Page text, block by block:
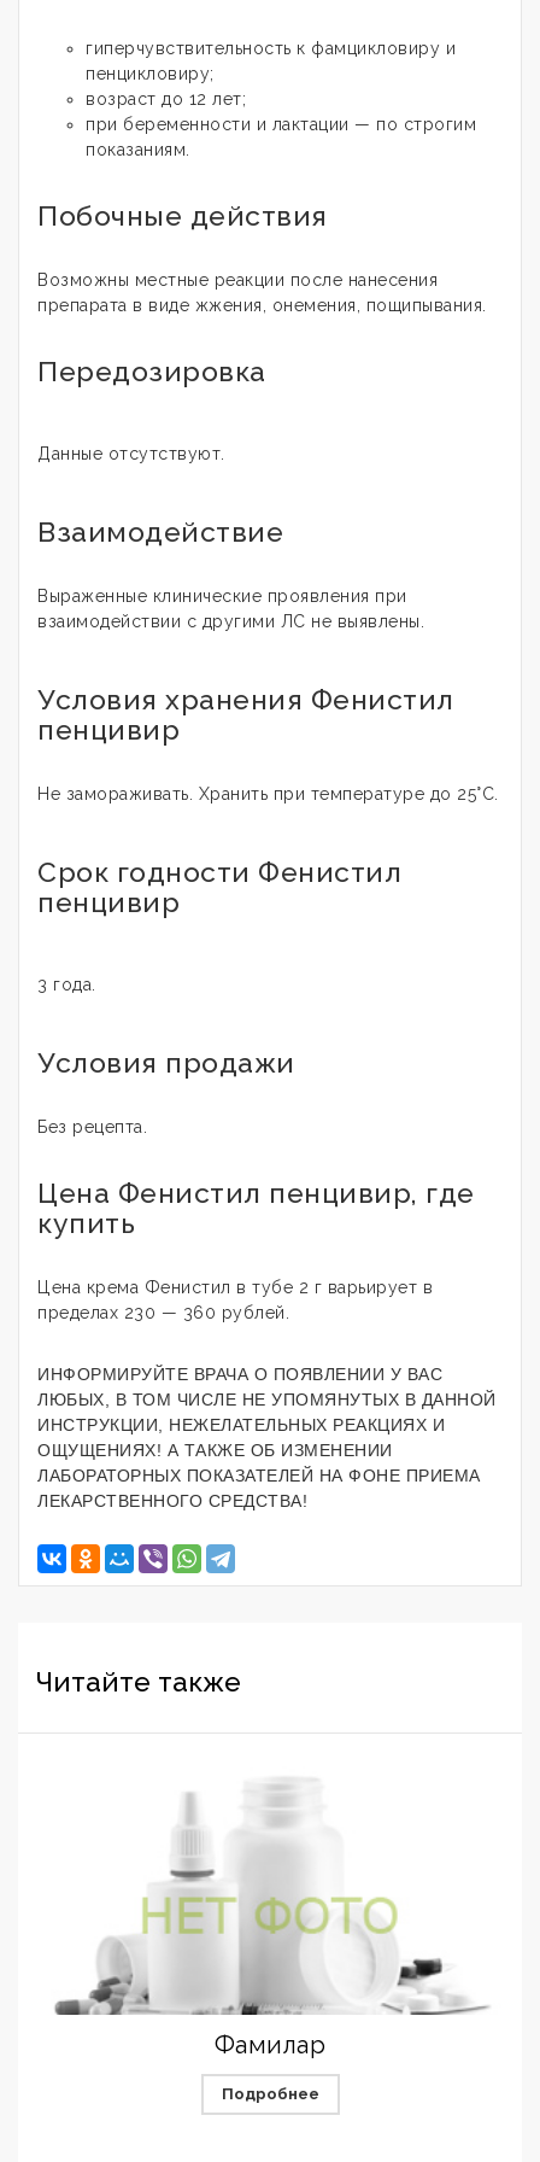
гиперчувствительность к фамцикловиру и
пенцикловиру;
возраст до 12 лет;
при беременности и лактации — по строгим
показаниям.
Побочные действия
Возможны местные реакции после нанесения
препарата в виде жжения, онемения, пощипывания.
Передозировка
Данные отсутствуют.
Взаимодействие
Выраженные клинические проявления при
взаимодействии с другими ЛС не выявлены.
Условия хранения Фенистил
пенцивир
Не замораживать. Хранить при температуре до 25°C.
Срок годности Фенистил
пенцивир
3 года.
Условия продажи
Без рецепта.
Цена Фенистил пенцивир, где
купить
Цена крема Фенистил в тубе 2 г варьирует в
пределах 230 — 360 рублей.
ИНФОРМИРУЙТЕ ВРАЧА О ПОЯВЛЕНИИ У ВАС
ЛЮБЫХ, В ТОМ ЧИСЛЕ НЕ УПОМЯНУТЫХ В ДАННОЙ
ИНСТРУКЦИИ, НЕЖЕЛАТЕЛЬНЫХ РЕАКЦИЯХ И
ОЩУЩЕНИЯХ! А ТАКЖЕ ОБ ИЗМЕНЕНИИ
ЛАБОРАТОРНЫХ ПОКАЗАТЕЛЕЙ НА ФОНЕ ПРИЕМА
ЛЕКАРСТВЕННОГО СРЕДСТВА!
Читайте также
Фамилар
Подробнее